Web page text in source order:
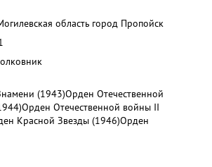
область город Пропойск
(1943)Орден Отечественной
Орден Отечественной войны II
Красной Звезды (1946)Орден